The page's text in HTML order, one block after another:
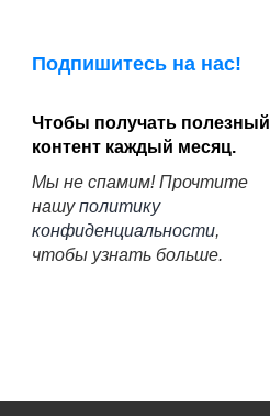
Подпишитесь на нас!
Чтобы получать полезный
контент каждый месяц.
Мы не спамим! Прочтите
нашуполитику
конфиденциальности,
чтобы узнать больше.